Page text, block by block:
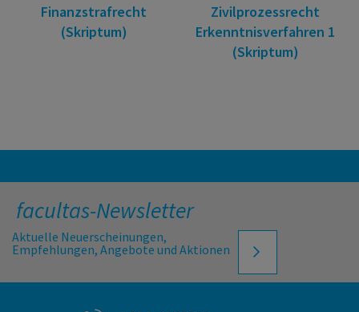
Finanzstrafrecht
(Skriptum)
Zivilprozessrecht
Erkenntnisverfahren 1
(Skriptum)
facultas-Newsletter
Aktuelle Neuerscheinungen,
Empfehlungen, Angebote und Aktionen